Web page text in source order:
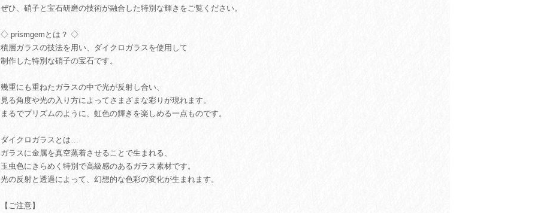
ぜひ、硝子と宝石研磨の技術が融合した特別な輝きをご覧ください。
◇ prismgemとは？ ◇
積層ガラスの技法を用い、ダイクロガラスを使用して
制作した特別な硝子の宝石です。
幾重にも重ねたガラスの中で光が反射し合い、
見る角度や光の入り方によってさまざまな彩りが現れます。
まるでプリズムのように、虹色の輝きを楽しめる一点ものです。
ダイクロガラスとは…
ガラスに金属を真空蒸着させることで生まれる、
玉虫色にきらめく特別で高級感のあるガラス素材です。
光の反射と透過によって、幻想的な色彩の変化が生まれます。
【ご注意】